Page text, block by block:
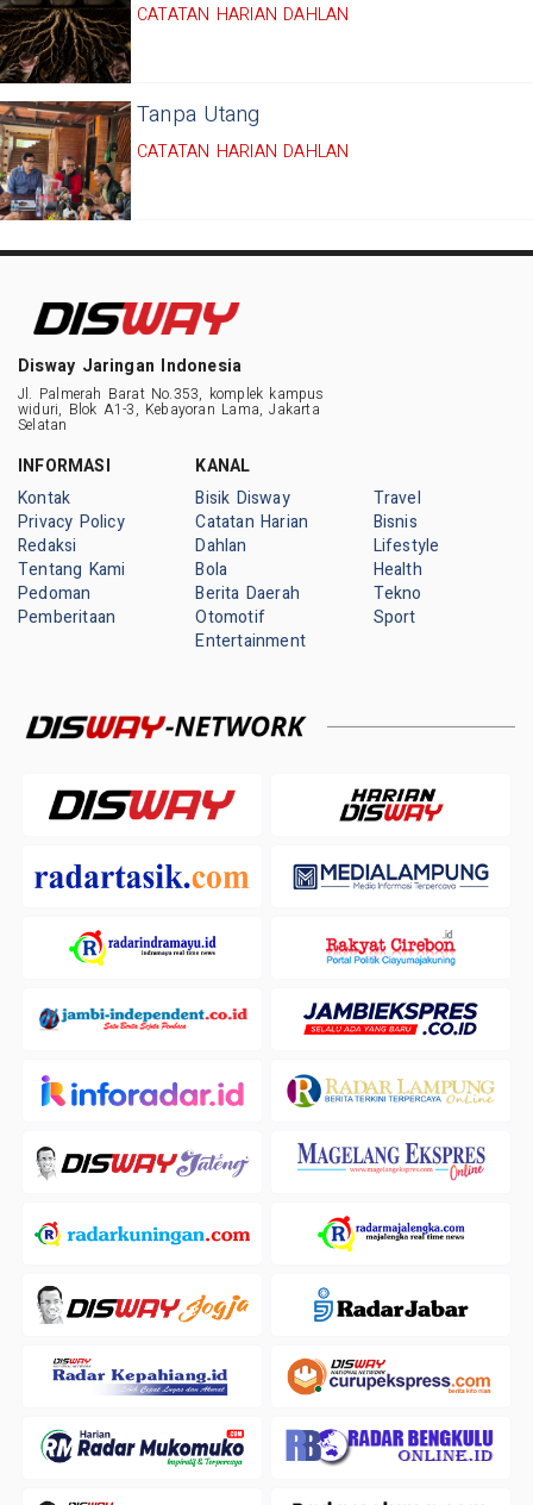
CATATAN HARIAN DAHLAN
Tanpa Utang
CATATAN HARIAN DAHLAN
Disway Jaringan Indonesia
Jl. Palmerah Barat No.353, komplek kampus
widuri, Blok A1-3, Kebayoran Lama, Jakarta
Selatan
INFORMASI
Kontak
Privacy Policy
Redaksi
Tentang Kami
Pedoman
Pemberitaan
KANAL
Bisik Disway
Catatan Harian
Dahlan
Bola
Berita Daerah
Otomotif
Entertainment
Travel
Bisnis
Lifestyle
Health
Tekno
Sport